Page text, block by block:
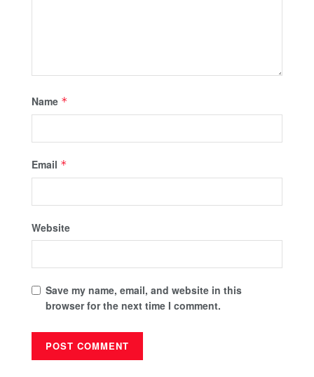
Name *
Email *
Website
Save my name, email, and website in this
browser for the next time I comment.